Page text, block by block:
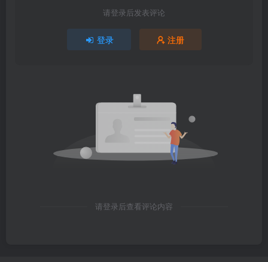
请登录后发表评论
登录 注册
请登录后查看评论内容